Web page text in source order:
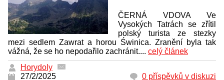
ČERNÁ VDOVA Ve
Vysokých Tatrách se zřítil
polský turista ze stezky
mezi sedlem Zawrat a horou Świnica. Zranění byla tak
vážná, že se ho nepodařilo zachránit.... celý článek
Horydoly
27/2/2025
0 příspěvků v diskuzi